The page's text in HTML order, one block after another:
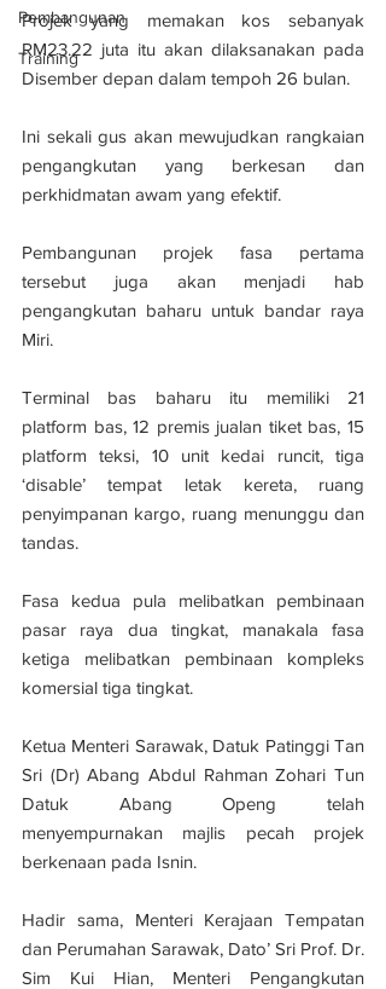
Pembangunan
Training
Projek yang memakan kos sebanyak
RM23.22 juta itu akan dilaksanakan pada
Disember depan dalam tempoh 26 bulan.
Ini sekali gus akan mewujudkan rangkaian
pengangkutan yang berkesan dan
perkhidmatan awam yang efektif.
Pembangunan projek fasa pertama
tersebut juga akan menjadi hab
pengangkutan baharu untuk bandar raya
Miri.
Terminal bas baharu itu memiliki 21
platform bas, 12 premis jualan tiket bas, 15
platform teksi, 10 unit kedai runcit, tiga
‘disable’ tempat letak kereta, ruang
penyimpanan kargo, ruang menunggu dan
tandas.
Fasa kedua pula melibatkan pembinaan
pasar raya dua tingkat, manakala fasa
ketiga melibatkan pembinaan kompleks
komersial tiga tingkat.
Ketua Menteri Sarawak, Datuk Patinggi Tan
Sri (Dr) Abang Abdul Rahman Zohari Tun
Datuk Abang Openg telah
menyempurnakan majlis pecah projek
berkenaan pada Isnin.
Hadir sama, Menteri Kerajaan Tempatan
dan Perumahan Sarawak, Dato’ Sri Prof. Dr.
Sim Kui Hian, Menteri Pengangkutan